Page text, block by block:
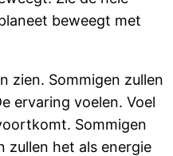
beweegt met
zien. Sommigen zullen
ervaring voelen. Voel
Sommigen
zullen het als energie